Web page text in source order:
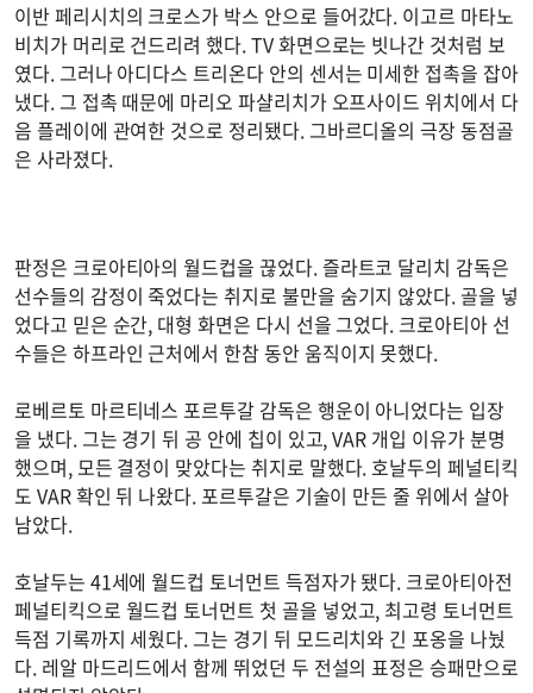
이반 페리시치의 크로스가 박스 안으로 들어갔다. 이고르 마타노
비치가 머리로 건드리려 했다. TV 화면으로는 빗나간 것처럼 보
였다. 그러나 아디다스 트리온다 안의 센서는 미세한 접촉을 잡아
냈다. 그 접촉 때문에 마리오 파샬리치가 오프사이드 위치에서 다
음 플레이에 관여한 것으로 정리됐다. 그바르디올의 극장 동점골
은 사라졌다.
판정은 크로아티아의 월드컵을 끊었다. 즐라트코 달리치 감독은
선수들의 감정이 죽었다는 취지로 불만을 숨기지 않았다. 골을 넣
었다고 믿은 순간, 대형 화면은 다시 선을 그었다. 크로아티아 선
수들은 하프라인 근처에서 한참 동안 움직이지 못했다.
로베르토 마르티네스 포르투갈 감독은 행운이 아니었다는 입장
을 냈다. 그는 경기 뒤 공 안에 칩이 있고, VAR 개입 이유가 분명
했으며, 모든 결정이 맞았다는 취지로 말했다. 호날두의 페널티킥
도 VAR 확인 뒤 나왔다. 포르투갈은 기술이 만든 줄 위에서 살아
남았다.
호날두는 41세에 월드컵 토너먼트 득점자가 됐다. 크로아티아전
페널티킥으로 월드컵 토너먼트 첫 골을 넣었고, 최고령 토너먼트
득점 기록까지 세웠다. 그는 경기 뒤 모드리치와 긴 포옹을 나눴
다. 레알 마드리드에서 함께 뛰었던 두 전설의 표정은 승패만으로